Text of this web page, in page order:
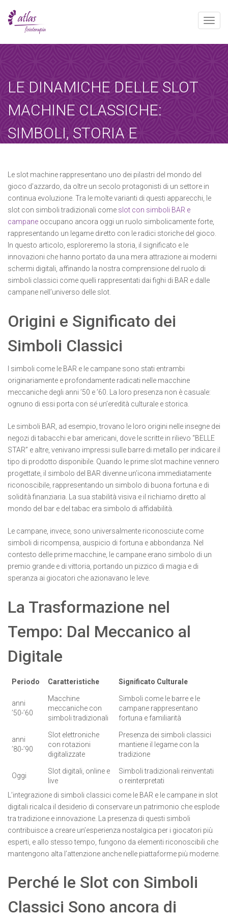
Toggle
LE DINAMICHE DELLE SLOT
MACHINE CLASSICHE:
SIMBOLI, STORIA E
Atlas agosto 4, 2025
Sin categoría
Home-Sin categoría-Le Dinamiche delle…
Le slot machine rappresentano uno dei pilastri del mondo del
gioco d’azzardo, da oltre un secolo protagonisti di un settore in
continua evoluzione. Tra le molte varianti di questi apparecchi, le
slot con simboli tradizionali come slot con simboli BAR e
campane occupano ancora oggi un ruolo simbolicamente forte,
rappresentando un legame diretto con le radici storiche del gioco.
In questo articolo, esploreremo la storia, il significato e le
innovazioni che hanno portato da una mera attrazione ai moderni
schermi digitali, affinando la nostra comprensione del ruolo di
simboli classici come quelli rappresentati dai fighi di BAR e dalle
campane nell’universo delle slot.
Origini e Significato dei
Simboli Classici
I simboli come le BAR e le campane sono stati entrambi
originariamente e profondamente radicati nelle macchine
meccaniche degli anni ’50 e ’60. La loro presenza non è casuale:
ognuno di essi porta con sé un’eredità culturale e storica.
Le simboli BAR , ad esempio, trovano le loro origini nelle insegne dei
negozi di tabacchi e bar americani, dove le scritte in rilievo “BELLE
STAR” e altre, venivano impressi sulle barre di metallo per indicare il
tipo di prodotto disponibile. Quando le prime slot machine vennero
progettate, il simbolo del BAR divenne un’icona immediatamente
riconoscibile, rappresentando un simbolo di buona fortuna e di
solidità finanziaria. La sua stabilità visiva e il richiamo diretto al
mondo del bar e del tabac era simbolo di affidabilità.
Le campane , invece, sono universalmente riconosciute come
simboli di ricompensa, auspicio di fortuna e abbondanza. Nel
contesto delle prime macchine, le campane erano simbolo di un
premio grande e di vittoria, portando un pizzico di magia e di
speranza ai giocatori che azionavano le leve.
La Trasformazione nel
Tempo: Dal Meccanico al
Digitale
Periodo Caratteristiche Significato Culturale
anni
’50-’60
Macchine
meccaniche con
simboli tradizionali
Simboli come le barre e le
campane rappresentano
fortuna e familiarità
anni
’80-’90
Slot elettroniche
con rotazioni
digitalizzate
Presenza dei simboli classici
mantiene il legame con la
tradizione
Oggi
Slot digitali, online e
live
Simboli tradizionali reinventati
o reinterpretati
L’integrazione di simboli classici come le BAR e le campane in slot
digitali ricalca il desiderio di conservare un patrimonio che esplode
tra tradizione e innovazione. La presenza di questi simboli
contribuisce a creare un’esperienza nostalgica per i giocatori più
esperti, e allo stesso tempo, fungono da elementi riconoscibili che
mantengono alta l’attenzione anche nelle piattaforme più moderne.
Perché le Slot con Simboli
Classici Sono ancora di